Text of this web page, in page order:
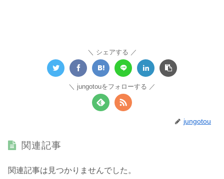
シェアする
jungotouをフォローする
jungotou
関連記事
関連記事は見つかりませんでした。